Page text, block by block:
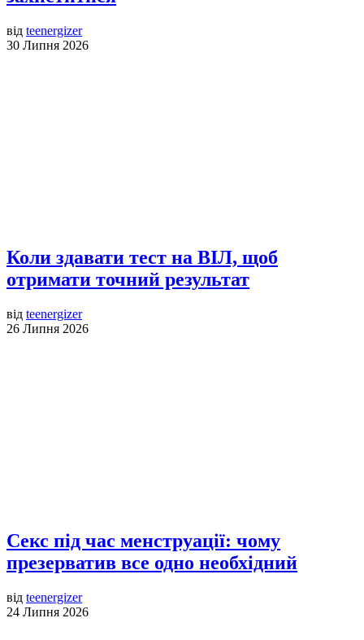
від teenergizer
30 Липня 2026
Коли здавати тест на ВІЛ, щоб
отримати точний результат
від teenergizer
26 Липня 2026
Секс під час менструації: чому
презерватив все одно необхідний
від teenergizer
24 Липня 2026